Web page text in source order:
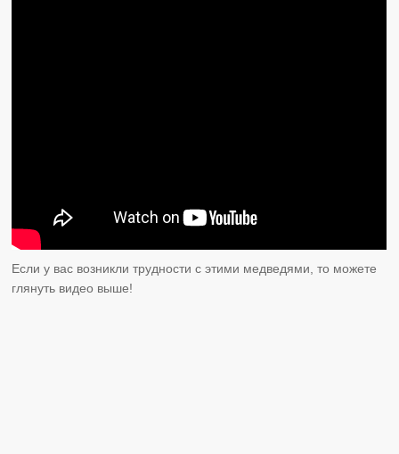
Если у вас возникли трудности с этими медведями, то можете
глянуть видео выше!